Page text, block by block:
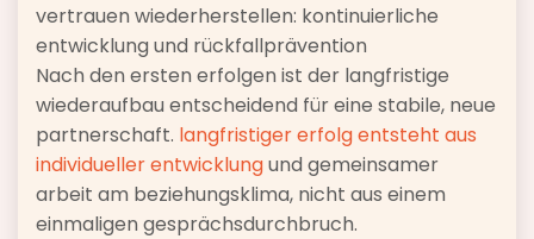
vertrauen wiederherstellen: kontinuierliche
entwicklung und rückfallprävention
Nach den ersten erfolgen ist der langfristige
wiederaufbau entscheidend für eine stabile, neue
partnerschaft. langfristiger erfolg entsteht aus
individueller entwicklungund gemeinsamer
arbeit am beziehungsklima, nicht aus einem
einmaligen gesprächsdurchbruch.